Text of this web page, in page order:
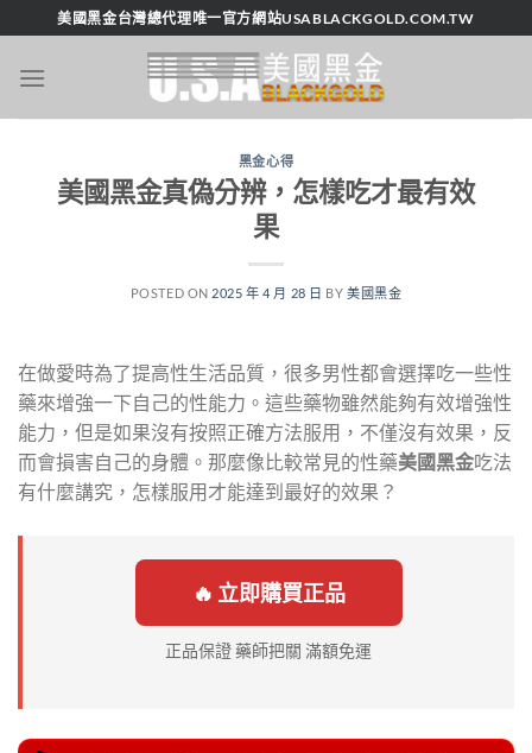
轉
美國黑金台灣總代理唯一官方網站USABLACKGOLD.COM.TW
黑金心得
美國黑金真偽分辨，怎樣吃才最有效
果
POSTED ON 2025 年 4 月 28 日 BY 美國黑金
在做愛時為了提高性生活品質，很多男性都會選擇吃一些性
藥來增強一下自己的性能力。這些藥物雖然能夠有效增強性
能力，但是如果沒有按照正確方法服用，不僅沒有效果，反
而會損害自己的身體。那麼像比較常見的性藥美國黑金吃法
有什麼講究，怎樣服用才能達到最好的效果？
🔥 立即購買正品
正品保證 藥師把關 滿額免運